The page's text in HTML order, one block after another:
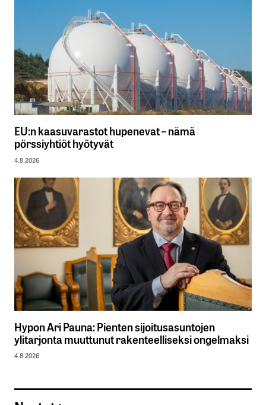
EU:n kaasuvarastot hupenevat – nämä
pörssiyhtiöt hyötyvät
4.8.2026
Hypon Ari Pauna: Pienten sijoitusasuntojen
ylitarjonta muuttunut rakenteelliseksi ongelmaksi
4.8.2026